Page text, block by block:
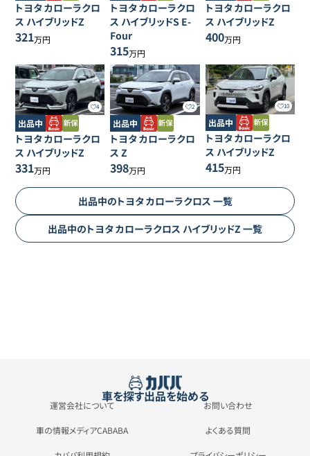
トヨタカローラクロ
ス ハイブリッドZ
321万円
トヨタカローラクロ
ス ハイブリッドS E-
Four
315万円
トヨタカローラクロ
ス ハイブリッドZ
400万円
4
出品中
トヨタカローラクロ
ス ハイブリッドZ
331万円
2
出品中
トヨタカローラクロ
ス Z
398万円
10
出品中
トヨタカローラクロ
ス ハイブリッドZ
415万円
出品中のトヨタカローラクロス 一覧
出品中のトヨタカローラクロス ハイブリッドZ 一覧
車を探す出品を始める
運営会社について お問い合わせ
車の情報メディアCABABA よくある質問